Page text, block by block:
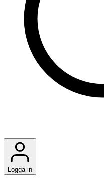
Logga in